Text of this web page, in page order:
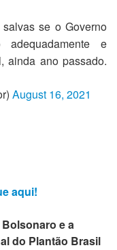
se o Governo
e
ainda ano passado.
August 16, 2021
aqui!
e a
do Plantão Brasil